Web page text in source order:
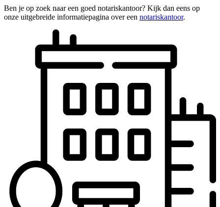
Ben je op zoek naar een goed notariskantoor? Kijk dan eens op
onze uitgebreide informatiepagina over een notariskantoor.